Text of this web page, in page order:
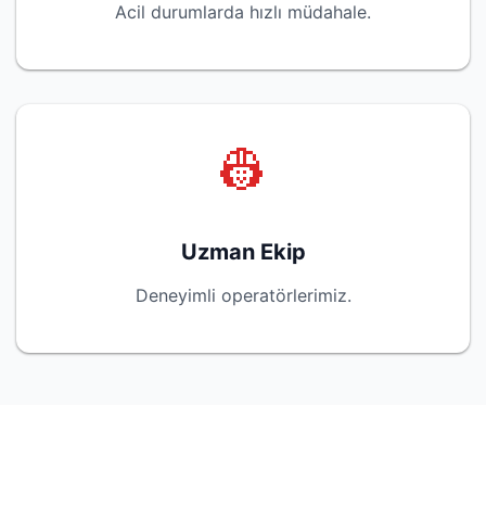
Acil durumlarda hızlı müdahale.
👷
Uzman Ekip
Deneyimli operatörlerimiz.